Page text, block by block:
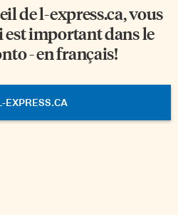
del-express.ca, vous
est important dans le
- en français!
EXPRESS.CA